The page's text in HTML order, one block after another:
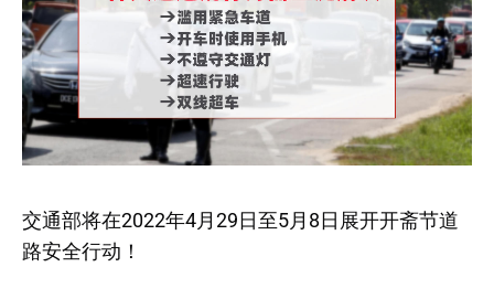
交通部将在2022年4月29日至5月8日展开开斋节道
路安全行动！